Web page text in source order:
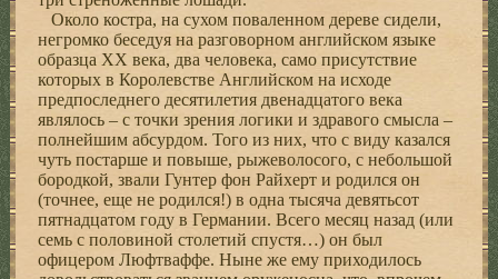
Около костра, на сухом поваленном дереве сидели,
негромко беседуя на разговорном английском языке
образца ХХ века, два человека, само присутствие
которых в Королевстве Английском на исходе
предпоследнего десятилетия двенадцатого века
являлось – с точки зрения логики и здравого смысла –
полнейшим абсурдом. Того из них, что с виду казался
чуть постарше и повыше, рыжеволосого, с небольшой
бородкой, звали Гунтер фон Райхерт и родился он
(точнее, еще не родился!) в одна тысяча девятьсот
пятнадцатом году в Германии. Всего месяц назад (или
семь с половиной столетий спустя…) он был
офицером Люфтваффе. Ныне же ему приходилось